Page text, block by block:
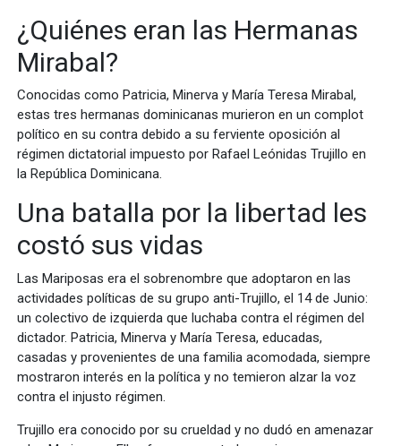
¿Quiénes eran las Hermanas
Mirabal?
Conocidas como Patricia, Minerva y María Teresa Mirabal,
estas tres hermanas dominicanas murieron en un complot
político en su contra debido a su ferviente oposición al
régimen dictatorial impuesto por Rafael Leónidas Trujillo en
la República Dominicana.
Una batalla por la libertad les
costó sus vidas
Las Mariposas era el sobrenombre que adoptaron en las
actividades políticas de su grupo anti-Trujillo, el 14 de Junio:
un colectivo de izquierda que luchaba contra el régimen del
dictador. Patricia, Minerva y María Teresa, educadas,
casadas y provenientes de una familia acomodada, siempre
mostraron interés en la política y no temieron alzar la voz
contra el injusto régimen.
Trujillo era conocido por su crueldad y no dudó en amenazar